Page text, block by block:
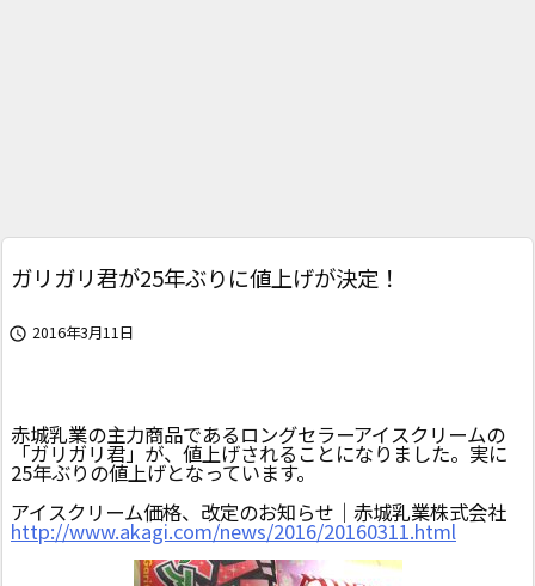
ガリガリ君が25年ぶりに値上げが決定！
 2016年3月11日
赤城乳業の主力商品であるロングセラーアイスクリームの
「ガリガリ君」が、値上げされることになりました。実に
25年ぶりの値上げとなっています。
アイスクリーム価格、改定のお知らせ｜赤城乳業株式会社
http://www.akagi.com/news/2016/20160311.html